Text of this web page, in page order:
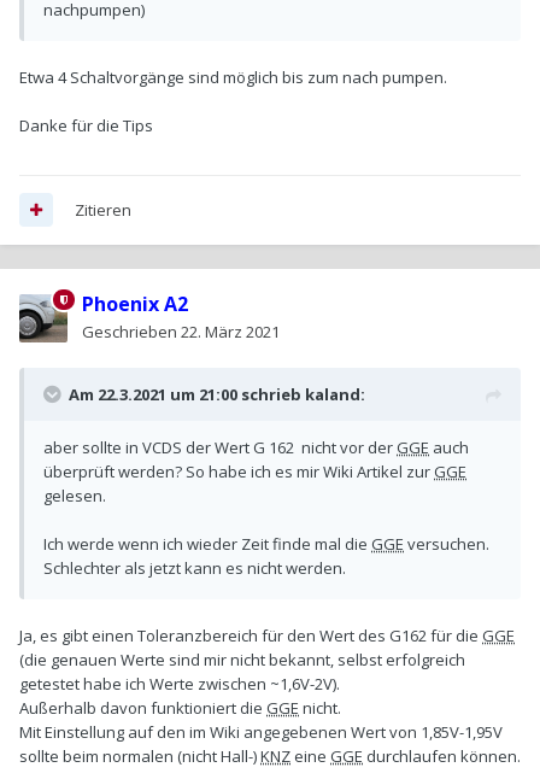
nachpumpen)
Etwa 4 Schaltvorgänge sind möglich bis zum nach pumpen.
Danke für die Tips
Zitieren
Phoenix A2
Geschrieben 22. März 2021
Am 22.3.2021 um 21:00 schrieb kaland:
aber sollte in VCDS der Wert G 162 nicht vor der GGE auch
überprüft werden? So habe ich es mir Wiki Artikel zur GGE
gelesen.
Ich werde wenn ich wieder Zeit finde mal die GGE versuchen.
Schlechter als jetzt kann es nicht werden.
Ja, es gibt einen Toleranzbereich für den Wert des G162 für die GGE
(die genauen Werte sind mir nicht bekannt, selbst erfolgreich
getestet habe ich Werte zwischen ~1,6V-2V).
Außerhalb davon funktioniert die GGE nicht.
Mit Einstellung auf den im Wiki angegebenen Wert von 1,85V-1,95V
sollte beim normalen (nicht Hall-)KNZ eine GGE durchlaufen können.